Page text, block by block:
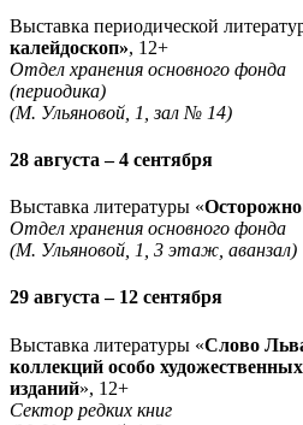
Выставка периодической
калейдоскоп», 12+
Отдел хранения основного фонда
(периодика)
(М. Ульяновой, 1, зал № 14)
28 августа – 4 сентября
Выставка литературы «
Отдел хранения основного фонда
(М. Ульяновой, 1, 3 этаж, аванзал)
29 августа – 12 сентября
Выставка литературы «Слово
коллекций особо
изданий», 12+
Сектор редких книг